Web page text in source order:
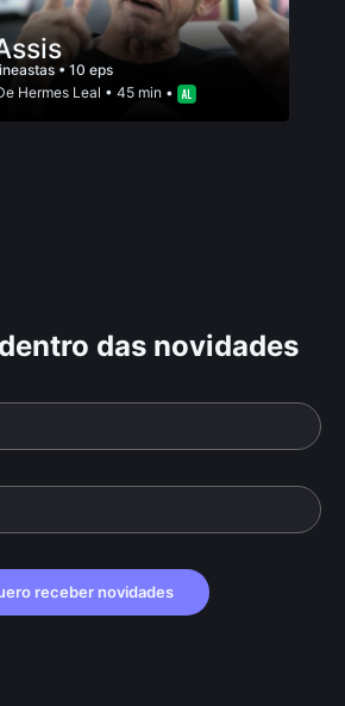
• 10 eps
Hermes Leal • 45 min •
das novidades
receber novidades